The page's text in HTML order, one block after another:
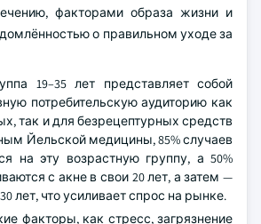
факторами образа жизни и
о правильном уходе за
19–35 лет представляет собой
потребительскую аудиторию как
так и для безрецептурных средств
Йельской медицины, 85% случаев
на эту возрастную группу, а 50%
с акне в свои 20 лет, а затем —
лет, что усиливает спрос на рынке.
факторы, как стресс, загрязнение